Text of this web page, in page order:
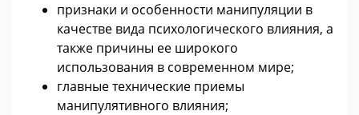
признаки и особенности манипуляции в
качестве вида психологического влияния, а
также причины ее широкого
использования в современном мире;
главные технические приемы
манипулятивного влияния;